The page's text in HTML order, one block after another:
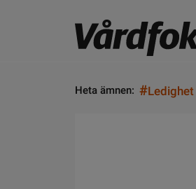
Heta ämnen: #Ledighet